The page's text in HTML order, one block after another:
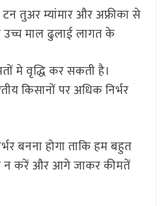
तुअर म्यांमार और अफ्रीका से
उच्च माल ढुलाई लागत के
मे वृद्धि कर सकती है।
किसानों पर अधिक निर्भर
बनना होगा ताकि हम बहुत
न करें और आगे जाकर कीमतें